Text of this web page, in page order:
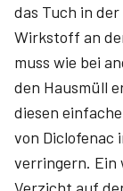
das Tuch in
Wirkstoff an
muss wie bei
den Hausmüll
diesen
von Diclofenac
verringern. Ein